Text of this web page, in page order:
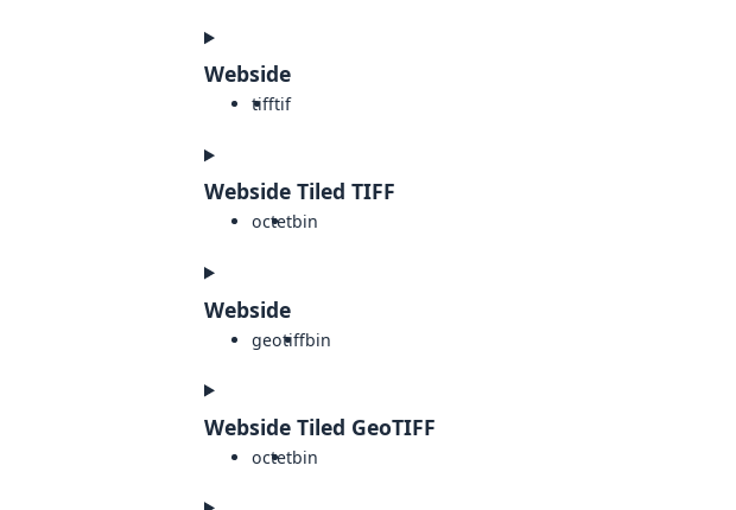
Webside
tifftif
Webside Tiled TIFF
octetbin
Webside
geotiffbin
Webside Tiled GeoTIFF
octetbin